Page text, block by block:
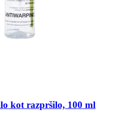
kot razpršilo, 100 ml